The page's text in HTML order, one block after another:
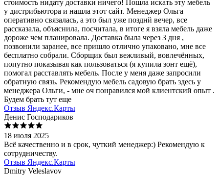
стоимость нидату доставки ничего! Пошла искать эту мебель
у дистрибьютора и нашла этот сайт. Менеджер Ольга
оперативно связалась, а это был уже позднй вечер, все
рассказала, объяснила, посчитала, в итоге я взяла мебель даже
дороже чем планировала. Доставка была через 3 дня ,
позвонили заранее, все пришло отлично упаковано, мне все
бесплатно собрали. Сборщик был вежливый, вовлечённых,
попутно показывая как пользоваться (я купила зонт ещё),
помогал расставлять мебель. После у меня даже запросили
обратную связь. Рекомендую мебель садовую брать здесь у
менеджера Ольги, - мне оч понравился мой клиентский опыт .
Будем брать тут еще
Отзыв Яндекс.Карты
Денис Господариков
18 июля 2025
Всё качественно и в срок, чуткий менеджер:) Рекомендую к
сотрудничеству.
Отзыв Яндекс.Карты
Dmitry Veleslavov